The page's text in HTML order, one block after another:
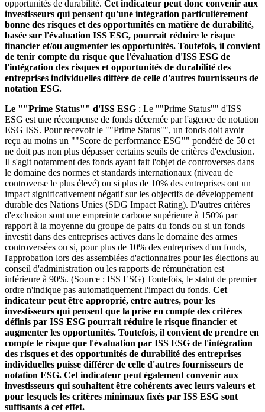
opportunités de durabilité. Cet indicateur peut donc convenir aux
investisseurs qui pensent qu'une intégration particulièrement
bonne des risques et des opportunités en matière de durabilité,
basée sur l'évaluation ISS ESG, pourrait réduire le risque
financier et/ou augmenter les opportunités. Toutefois, il convient
de tenir compte du risque que l'évaluation d'ISS ESG de
l'intégration des risques et opportunités de durabilité des
entreprises individuelles diffère de celle d'autres fournisseurs de
notation ESG.
Le ""Prime Status"" d'ISS ESG : Le ""Prime Status"" d'ISS
ESG est une récompense de fonds décernée par l'agence de notation
ESG ISS. Pour recevoir le ""Prime Status"", un fonds doit avoir
reçu au moins un ""Score de performance ESG"" pondéré de 50 et
ne doit pas non plus dépasser certains seuils de critères d'exclusion.
Il s'agit notamment des fonds ayant fait l'objet de controverses dans
le domaine des normes et standards internationaux (niveau de
controverse le plus élevé) ou si plus de 10% des entreprises ont un
impact significativement négatif sur les objectifs de développement
durable des Nations Unies (SDG Impact Rating). D'autres critères
d'exclusion sont une empreinte carbone supérieure à 150% par
rapport à la moyenne du groupe de pairs du fonds ou si un fonds
investit dans des entreprises actives dans le domaine des armes
controversées ou si, pour plus de 10% des entreprises d'un fonds,
l'approbation lors des assemblées d'actionnaires pour les élections au
conseil d'administration ou les rapports de rémunération est
inférieure à 90%. (Source : ISS ESG) Toutefois, le statut de premier
ordre n'indique pas automatiquement l'impact du fonds. Cet
indicateur peut être approprié, entre autres, pour les
investisseurs qui pensent que la prise en compte des critères
définis par ISS ESG pourrait réduire le risque financier et
augmenter les opportunités. Toutefois, il convient de prendre en
compte le risque que l'évaluation par ISS ESG de l'intégration
des risques et des opportunités de durabilité des entreprises
individuelles puisse différer de celle d'autres fournisseurs de
notation ESG. Cet indicateur peut également convenir aux
investisseurs qui souhaitent être cohérents avec leurs valeurs et
pour lesquels les critères minimaux fixés par ISS ESG sont
suffisants à cet effet.